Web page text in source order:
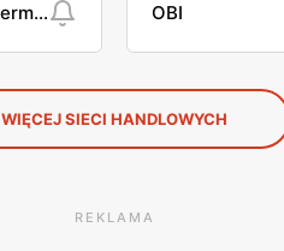
Auchan Hipermarket OBI
WIĘCEJ SIECI HANDLOWYCH
REKLAMA